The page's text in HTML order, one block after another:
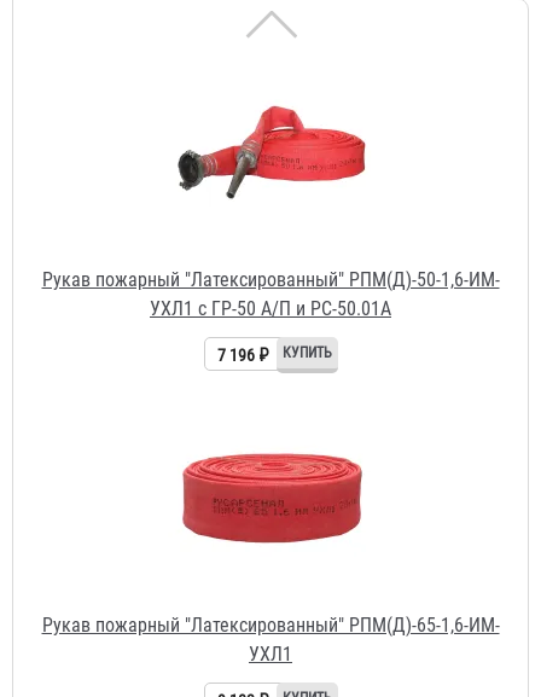
УХЛ1 с ГР-50 А/П и РС-50.01А
7 196 ₽
УХЛ1
9 103 ₽